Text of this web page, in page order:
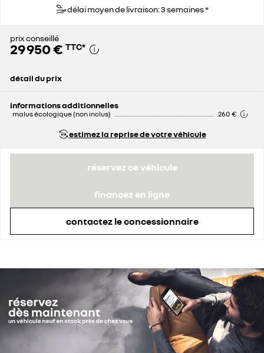
délai moyen de livraison: 3 semaines *
prix conseillé
29 950 € TTC*
détail du prix
informations additionnelles
malus écologique (non inclus) 260 €
estimez la reprise de votre véhicule
réservez ce véhicule
financez en ligne
contactez le concessionnaire